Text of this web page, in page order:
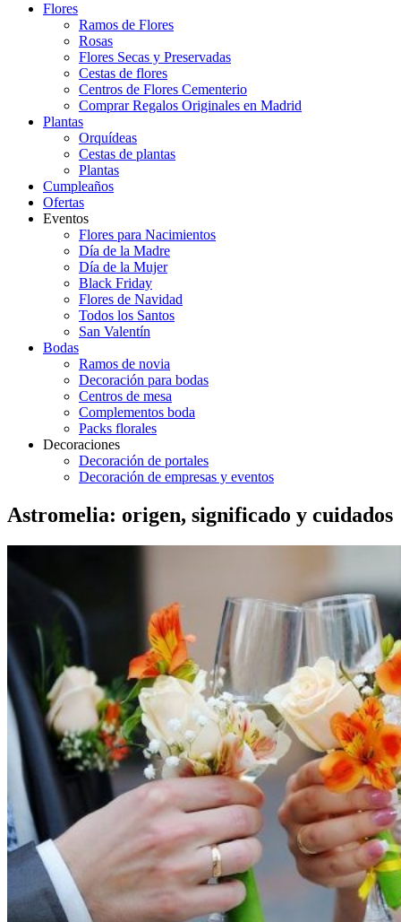
Flores
Ramos de Flores
Rosas
Flores Secas y Preservadas
Cestas de flores
Centros de Flores Cementerio
Comprar Regalos Originales en Madrid
Plantas
Orquídeas
Cestas de plantas
Plantas
Cumpleaños
Ofertas
Eventos
Flores para Nacimientos
Día de la Madre
Día de la Mujer
Black Friday
Flores de Navidad
Todos los Santos
San Valentín
Bodas
Ramos de novia
Decoración para bodas
Centros de mesa
Complementos boda
Packs florales
Decoraciones
Decoración de portales
Decoración de empresas y eventos
Astromelia: origen, significado y cuidados